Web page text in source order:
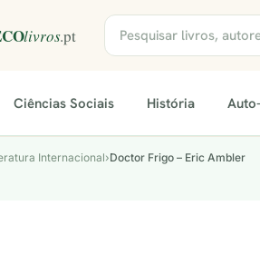
Ciências Sociais História
Internacional›Doctor Frigo – Eric Ambler